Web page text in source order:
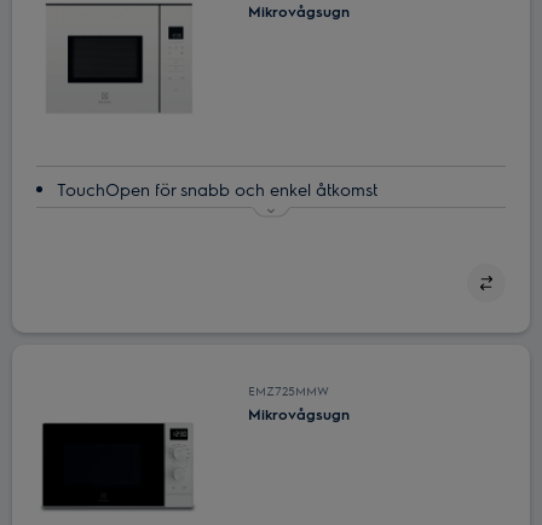
Mikrovågsugn
TouchOpen för snabb och enkel åtkomst
TouchOpen ger enkel åtkomst
EMZ725MMW
Mikrovågsugn